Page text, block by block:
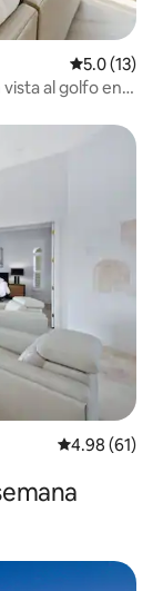
Calificación
5.0 (13)
al golfo en
Calificación
4.98 (61)